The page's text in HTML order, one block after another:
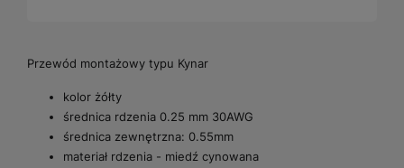
Przewód montażowy typu Kynar
kolor żółty
średnica rdzenia 0.25 mm 30AWG
średnica zewnętrzna: 0.55mm
materiał rdzenia - miedź cynowana